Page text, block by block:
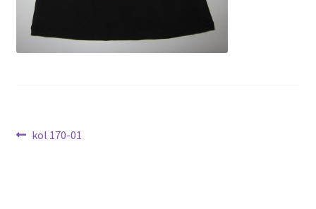
Nyheder
Indlægsnavigation
Forrige
kol 170-01